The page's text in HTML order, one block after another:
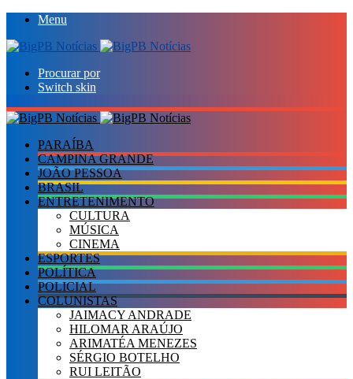
Menu
Procurar por
Switch skin
PARAÍBA
CAMPINA GRANDE
JOÃO PESSOA
BRASIL
ENTRETENIMENTO
CULTURA
MÚSICA
CINEMA
ESPORTES
POLÍTICA
POLICIAL
COLUNISTAS
JAIMACY ANDRADE
HILOMAR ARAÚJO
ARIMATÉA MENEZES
SÉRGIO BOTELHO
RUI LEITÃO